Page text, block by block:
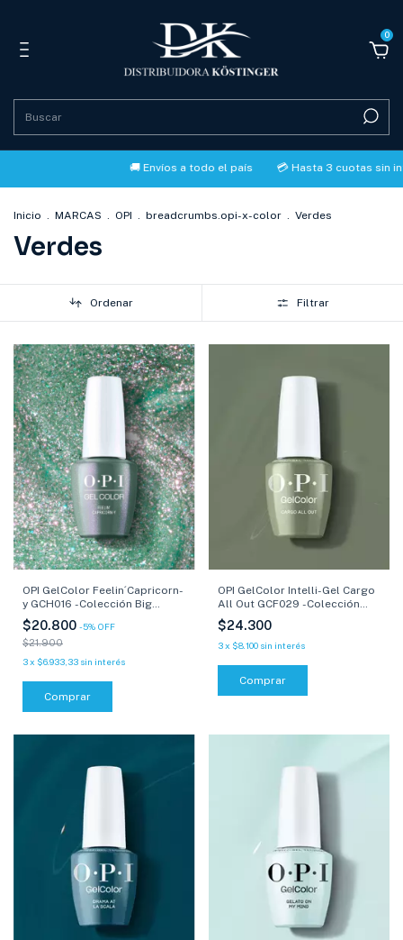
0
🚚 Envíos a todo el país 💳 Hasta 3 cuotas sin interés con
Inicio . MARCAS . OPI . breadcrumbs.opi-x-color . Verdes
Verdes
Ordenar Filtrar
OPI GelColor Feelin´Capricorn-
y GCH016 -Colección Big
Zodiac Energy- 15 ml
$20.800 -5% OFF
$21.900
3x $6.933,33 sin interés
Comprar
OPI GelColor Intelli-Gel Cargo
All Out GCF029 -Colección
What's Your Mani-tude?- 15 ml
$24.300
3 x $8.100 sin interés
Comprar